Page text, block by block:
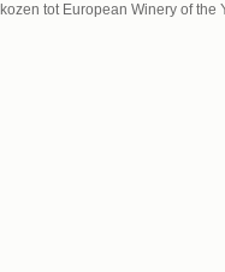
tot European Winery of the